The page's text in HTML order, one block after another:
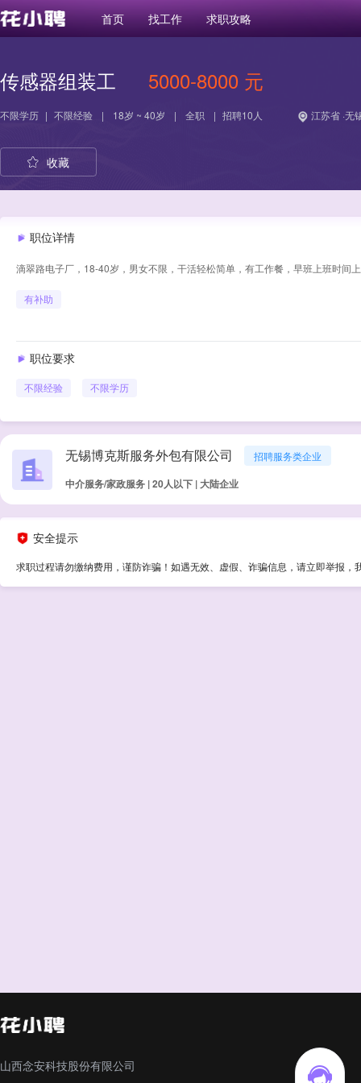
首页 找工作 求职攻略
传感器组装工 5000-8000 元
不限学历 | 不限经验 | 18岁 ~ 40岁 | 全职 | 招聘10人 江苏省 ·无
收藏
职位详情
滴翠路电子厂，18-40岁，男女不限，干活轻松简单，有工作餐，早班上班时间
有补助
职位要求
不限经验 不限学历
无锡博克斯服务外包有限公司 招聘服务类企业
中介服务/家政服务 | 20人以下 | 大陆企业
安全提示
求职过程请勿缴纳费用，谨防诈骗！如遇无效、虚假、诈骗信息，请立即举报，
山西念安科技股份有限公司